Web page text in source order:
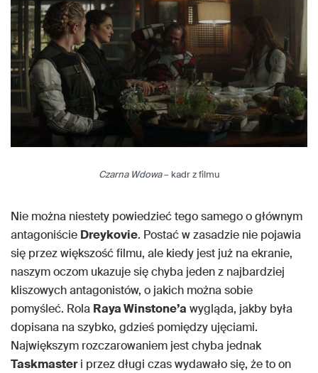
Czarna Wdowa– kadr z filmu
Nie można niestety powiedzieć tego samego o głównym
antagoniście Dreykovie. Postać w zasadzie nie pojawia
się przez większość filmu, ale kiedy jest już na ekranie,
naszym oczom ukazuje się chyba jeden z najbardziej
kliszowych antagonistów, o jakich można sobie
pomyśleć. Rola Raya Winstone’a wygląda, jakby była
dopisana na szybko, gdzieś pomiędzy ujęciami.
Największym rozczarowaniem jest chyba jednak
Taskmasteri przez długi czas wydawało się, że to on